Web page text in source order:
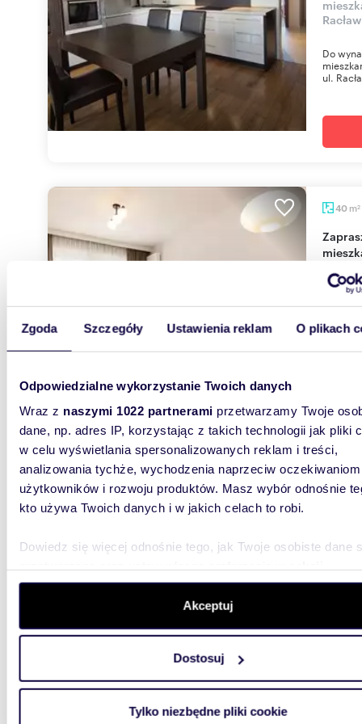
Zgoda Szczegóły Ustawienia reklam O plikach
Odpowiedzialne wykorzystanie Twoich danych
Wraz z naszymi 1022 partnerami przetwarzamy Twoje
dane, np. adres IP, korzystając z takich technologii jak pliki
w celu wyświetlania spersonalizowanych reklam i treści,
analizowania tychże, wychodzenia naprzeciw oczekiwaniom
użytkowników i rozwoju produktów. Masz wybór odnośnie
kto używa Twoich danych i w jakich celach to robi.
Dowiedz się więcej odnośnie tego, jak Twoje osobiste dane
szczegółów. W Deklaracji plików cookie możesz zmienić
wycofać swoją zgodę w dowolnej chwili.
aby oferować funkcje społecznościowe i analizować ruch w
witrynie. Informacje o tym, jak korzystasz z naszej witryny,
analitycznym. Partnerzy mogą połączyć te informacje z
Akceptuj
Dostosuj
Tylko niezbędne pliki cookie
Do
ul.
40 m2
Zapraszam do wynajęcia nowoczesnego 40 m²
2
42 m²
2 950